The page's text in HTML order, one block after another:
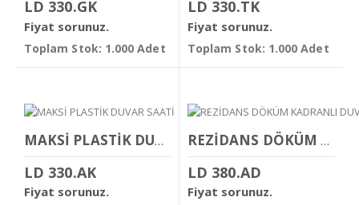
LD 330.GK
Fiyat sorunuz.
Toplam Stok: 1.000 Adet
LD 330.TK
Fiyat sorunuz.
Toplam Stok: 1.000 Adet
MAKSİ PLASTİK DUVAR SAATİ
LD 330.AK
Fiyat sorunuz.
REZİDANS DÖKÜM KADRANLI DUVAR SAATİ
LD 380.AD
Fiyat sorunuz.